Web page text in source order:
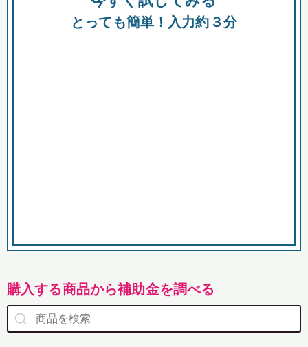
とっても簡単！入力約３分
購入する商品から補助金を調べる